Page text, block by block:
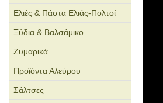
Ελιές & Πάστα Ελιάς-Πολτοί
Ξύδια & Βαλσάμικο
Ζυμαρικά
Προϊόντα Αλεύρου
Σάλτσες